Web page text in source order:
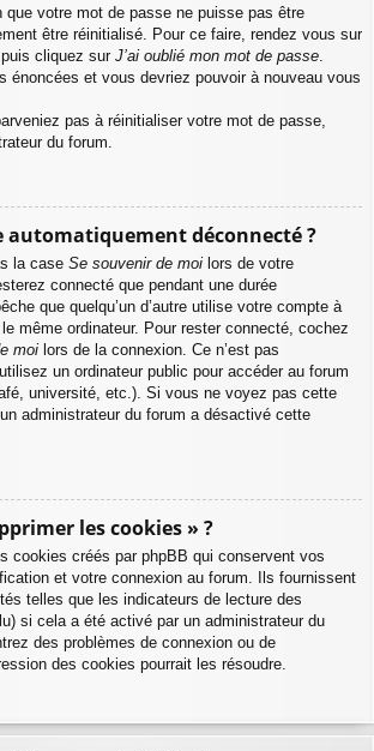
que votre mot de passe ne puisse pas être
être réinitialisé. Pour ce faire, rendez vous sur
cliquez sur J’ai oublié mon mot de passe.
énoncées et vous devriez pouvoir à nouveau vous
pas à réinitialiser votre mot de passe,
du forum.
automatiquement déconnecté ?
la case Se souvenir de moi lors de votre
connecté que pendant une durée
que quelqu’un d’autre utilise votre compte à
même ordinateur. Pour rester connecté, cochez
moi lors de la connexion. Ce n’est pas
un ordinateur public pour accéder au forum
université, etc.). Si vous ne voyez pas cette
administrateur du forum a désactivé cette
les cookies » ?
cookies créés par phpBB qui conservent vos
et votre connexion au forum. Ils fournissent
telles que les indicateurs de lecture des
si cela a été activé par un administrateur du
des problèmes de connexion ou de
des cookies pourrait les résoudre.